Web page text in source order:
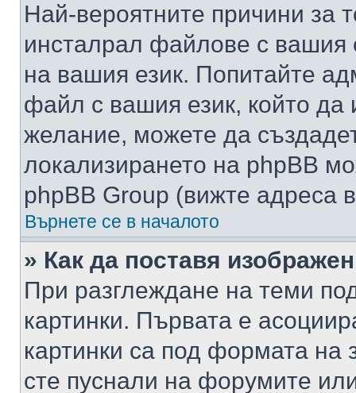
Най-вероятните причини за
инсталрал файлове с вашия
на вашия език. Попитайте
файл с вашия език, който да
желание, можете да
локализирането на phpBB
phpBB Group (вижте адреса
Върнете се в началото
» Как да поставя
При разглеждане на теми
картинки. Първата е
картинки са под формата на
сте пуснали на форумите